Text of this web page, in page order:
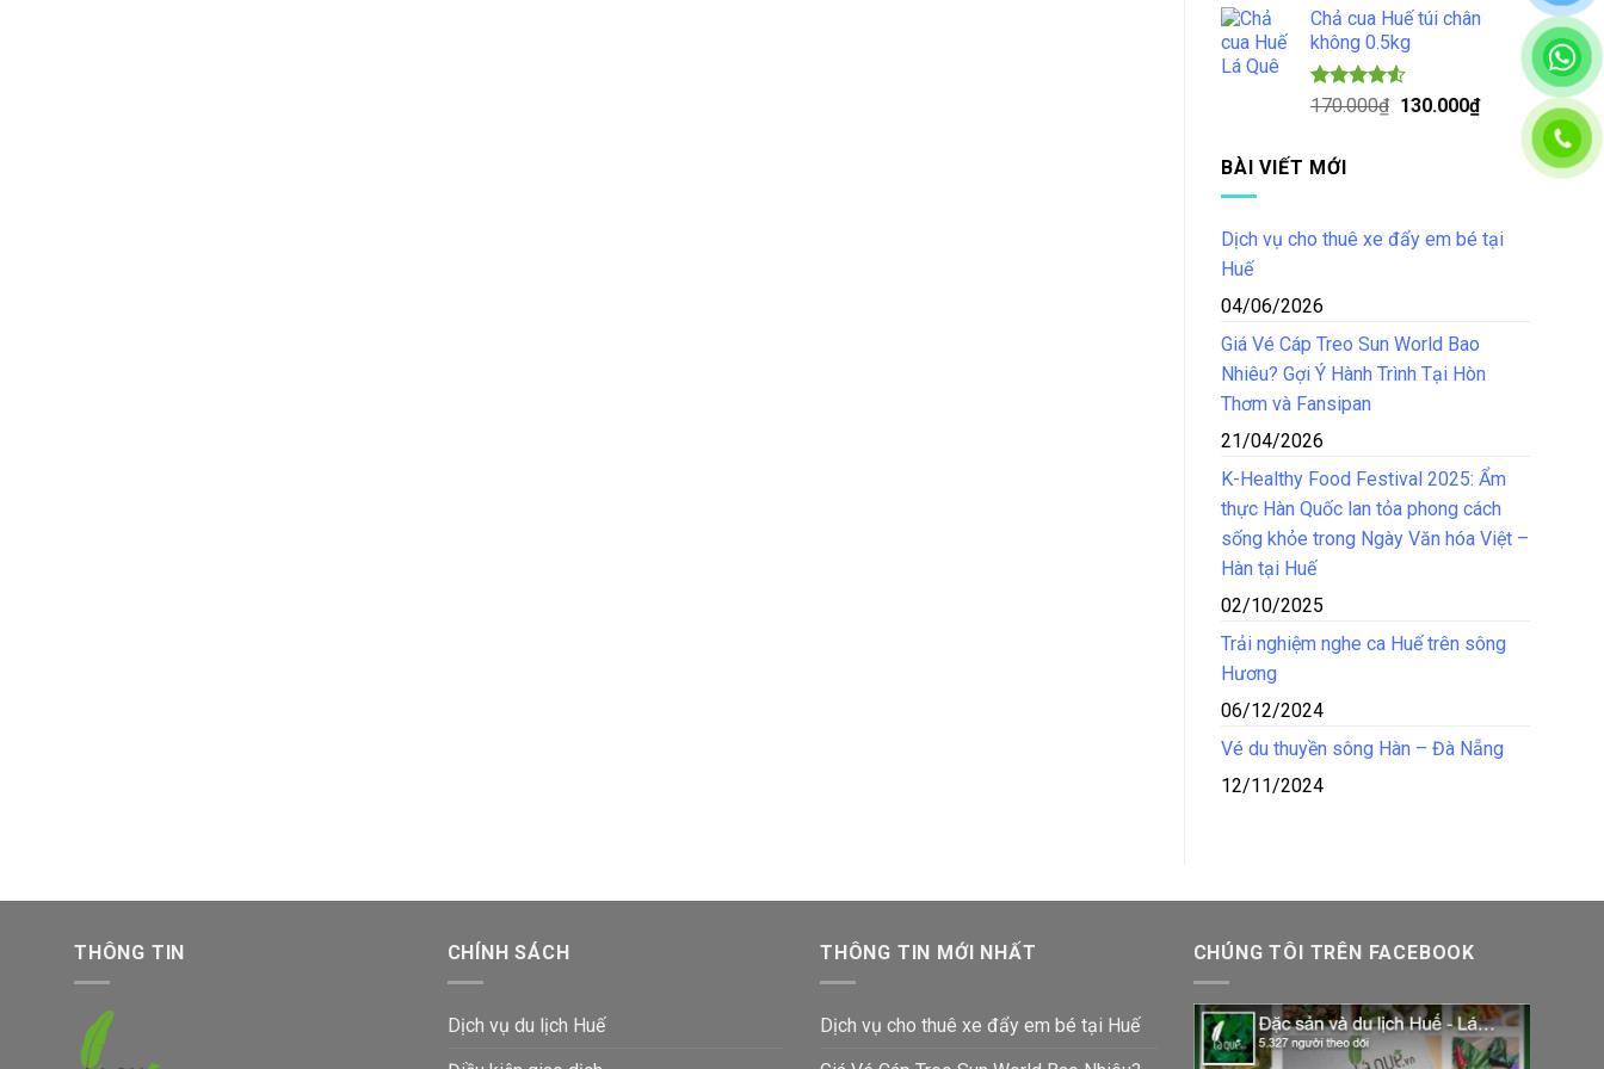
5 sao
là:
150.000₫.
tại
125.000₫.
Chả cua Huế túi chân
không 0.5kg
Được xếp
4.50
170.000₫ Giá
130.000₫Giá
BÀI VIẾT MỚI
Dịch vụ cho thuê xe đẩy em bé tại
Huế
04/06/2026
Giá Vé Cáp Treo Sun World Bao
Nhiêu? Gợi Ý Hành Trình Tại Hòn
Thơm và Fansipan
21/04/2026
K-Healthy Food Festival 2025: Ẩm
thực Hàn Quốc lan tỏa phong cách
sống khỏe trong Ngày Văn hóa Việt –
Hàn tại Huế
02/10/2025
Trải nghiệm nghe ca Huế trên sông
Hương
06/12/2024
Vé du thuyền sông Hàn – Đà Nẵng
12/11/2024
THÔNG TIN CHÍNH SÁCH
Dịch vụ du lịch Huế
THÔNG TIN MỚI NHẤT
Dịch vụ cho thuê xe đẩy em bé tại Huế
CHÚNG TÔI TRÊN FACEBOOK